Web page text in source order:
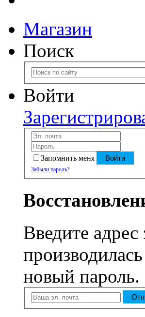
Магазин
Поиск
Войти
Запомнить меня Войти
Забыли пароль?
Введите
новый пароль.